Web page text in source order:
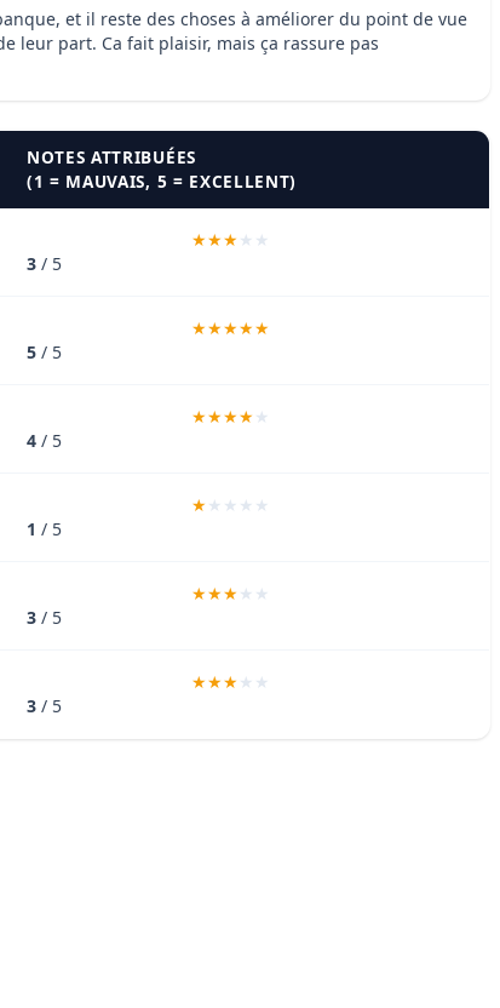
et il reste des choses à améliorer du point de vue
leur part. Ca fait plaisir, mais ça rassure pas
NOTES ATTRIBUÉES
(1 = MAUVAIS, 5 = EXCELLENT)
3 / 5
5 / 5
4 / 5
1 / 5
3 / 5
3 / 5